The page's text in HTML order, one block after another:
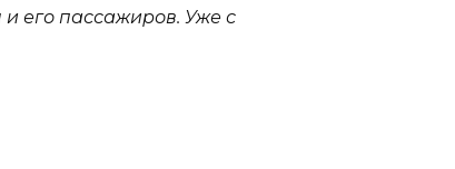
его пассажиров. Уже с